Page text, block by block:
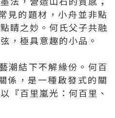
見的題材，小舟並非點
睛之妙。何氏父子共融
，極具意趣的小品。
潮結下不解緣份。何百
係，是一種啟發式的關
『百里嵐光：何百里、